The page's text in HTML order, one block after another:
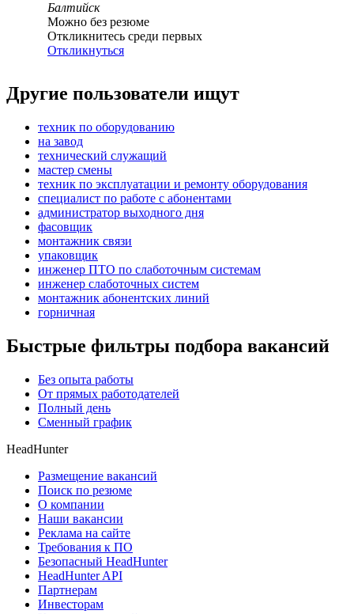
Балтийск
Можно без резюме
Откликнитесь среди первых
Откликнуться
Другие пользователи ищут
техник по оборудованию
на завод
технический служащий
мастер смены
техник по эксплуатации и ремонту оборудования
специалист по работе с абонентами
администратор выходного дня
фасовщик
монтажник связи
упаковщик
инженер ПТО по слаботочным системам
инженер слаботочных систем
монтажник абонентских линий
горничная
Быстрые фильтры подбора вакансий
Без опыта работы
От прямых работодателей
Полный день
Сменный график
HeadHunter
Размещение вакансий
Поиск по резюме
О компании
Наши вакансии
Реклама на сайте
Требования к ПО
Безопасный HeadHunter
HeadHunter API
Партнерам
Инвесторам